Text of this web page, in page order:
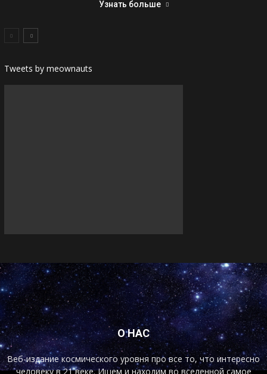
Узнать больше
Tweets by meownauts
О НАС
Веб-издание космического уровня про все то, что интересно
человеку в 21 веке. Ищем и находим во вселенной самое